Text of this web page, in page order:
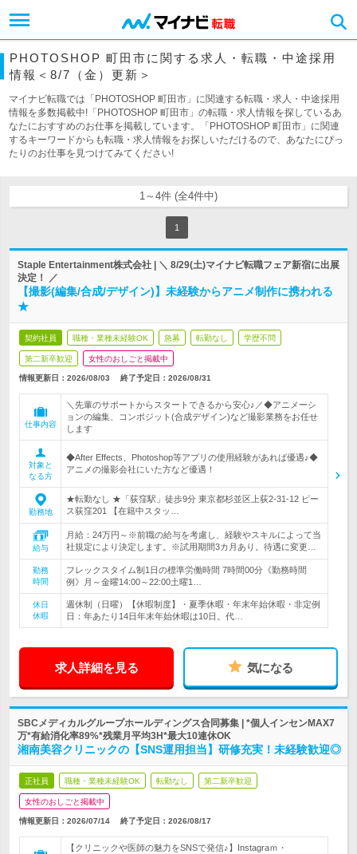
PHOTOSHOP 町田市に関する求人・転職・中途採用
情報＜8/7（金）更新＞
マイナビ転職では「PHOTOSHOP 町田市」に関連する転職・求人・中途採用
情報を多数掲載中!「PHOTOSHOP 町田市」の転職・求人情報を探しているあ
なたにおすすめのお仕事を掲載しています。「PHOTOSHOP 町田市」に関連
するキーワードからも転職・求人情報をお探しいただけるので、あなたにぴっ
たりのお仕事を見つけてみてください!
1～4件 (全4件中)
1
Staple Entertainment株式会社 | ＼ 8/29(土)マイナビ転職フェア新宿に出展
決定！ ／
【撮影(編集/合成/デザイン)】未経験からアニメ制作に携われる
★
契約社員 職種・業種未経験OK 急募 転勤なし 学歴不問
第二新卒歓迎 女性のおしごと掲載中
情報更新日：2026/08/03 終了予定日： 2026/08/31
仕事内容
＼先輩のサポートからスタートできるから安心♪／◆アニメーシ
ョンの編集、コンポジット(合成デザイン)など撮影業務をお任せ
します
対象と
なる方
◆After Effects、Photoshop等アプリの使用経験があれば優遇♪◆
アニメの撮影会社にいた方など優遇！
勤務地
★転勤なし ★「荻窪駅」徒歩9分 東京都杉並区上荻2-31-12 ピー
ス荻窪201 【在籍中スタッ…
給与
月給：24万円～※前職の給与を考慮し、経験やスキルによって当
社規定により決定します。※試用期間3カ月あり。待遇に変更…
勤務
時間
フレックスタイム制1日の標準労働時間 7時間00分《勤務時間
例》月～金曜14:00～22:00土曜1…
休日
休暇
週休制（日曜）【休暇制度】・夏季休暇・年末年始休暇・非定例
日：年あたり14日年末年始休暇は10日。代…
求人詳細を見る 気になる
SBCメディカルグループホールディングス合同募集 | *個人インセンMAX7
万*有給消化率89%*残業月平均3H*最大10連休OK
湘南美容クリニックの【SNS運用担当】研修充実！未経験歓迎◎
正社員 職種・業種未経験OK 転勤なし 第二新卒歓迎
女性のおしごと掲載中
情報更新日：2026/07/14 終了予定日： 2026/08/17
【クリニックや医師の魅力をSNSで発信♪】Instagraｍ・